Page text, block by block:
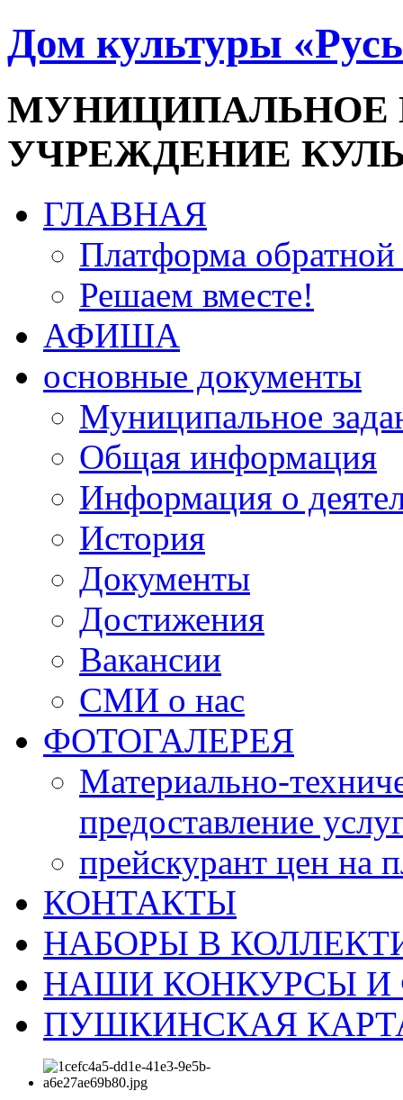
Дом культуры
УЧРЕЖДЕНИЕ
ГЛАВНАЯ
Платформа обратной
Решаем вместе!
АФИША
основные документы
Муниципальное
Общая информация
Информация о
История
Документы
Достижения
Вакансии
СМИ о нас
ФОТОГАЛЕРЕЯ
Материально-
предоставление
прейскурант цен на
КОНТАКТЫ
НАБОРЫ В
НАШИ КОНКУРСЫ И
ПУШКИНСКАЯ